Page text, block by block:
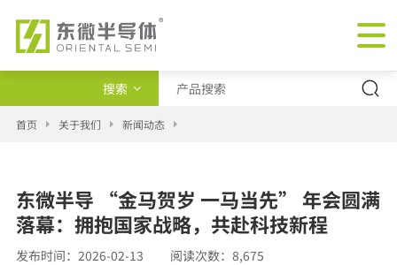
搜索
产品类型
新闻
首页 关于我们 新闻动态
东微半导 “金马贺岁 一马当先” 年会圆满
落幕：拥抱国家战略，共赴科技新程
发布时间： 2026-02-13 阅读次数： 8,675